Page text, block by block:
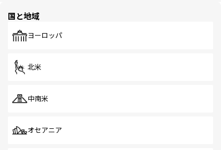
で、ホーカーズは地元の風情を楽しめる外せないスポット
国と地域
ヨーロッパ
北米
中南米
オセアニア